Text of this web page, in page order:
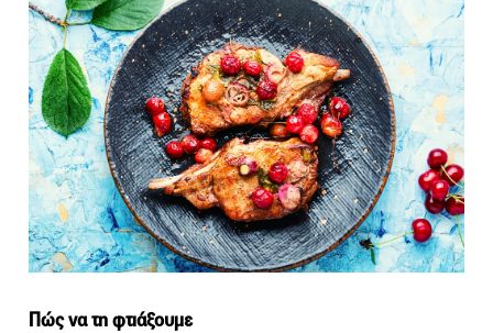
Πώς να τη φτιάξουμε